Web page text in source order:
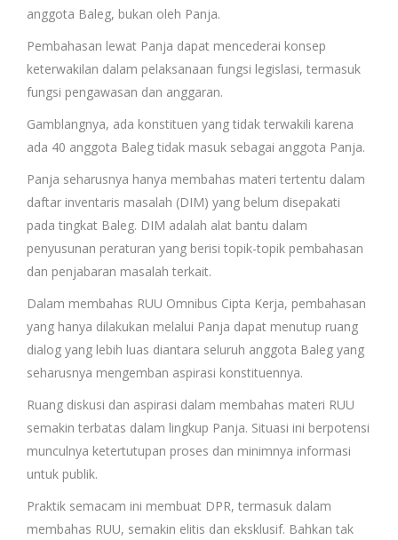
anggota Baleg, bukan oleh Panja.
Pembahasan lewat Panja dapat mencederai konsep
keterwakilan dalam pelaksanaan fungsi legislasi, termasuk
fungsi pengawasan dan anggaran.
Gamblangnya, ada konstituen yang tidak terwakili karena
ada 40 anggota Baleg tidak masuk sebagai anggota Panja.
Panja seharusnya hanya membahas materi tertentu dalam
daftar inventaris masalah (DIM) yang belum disepakati
pada tingkat Baleg. DIM adalah alat bantu dalam
penyusunan peraturan yang berisi topik-topik pembahasan
dan penjabaran masalah terkait.
Dalam membahas RUU Omnibus Cipta Kerja, pembahasan
yang hanya dilakukan melalui Panja dapat menutup ruang
dialog yang lebih luas diantara seluruh anggota Baleg yang
seharusnya mengemban aspirasi konstituennya.
Ruang diskusi dan aspirasi dalam membahas materi RUU
semakin terbatas dalam lingkup Panja. Situasi ini berpotensi
munculnya ketertutupan proses dan minimnya informasi
untuk publik.
Praktik semacam ini membuat DPR, termasuk dalam
membahas RUU, semakin elitis dan eksklusif. Bahkan tak